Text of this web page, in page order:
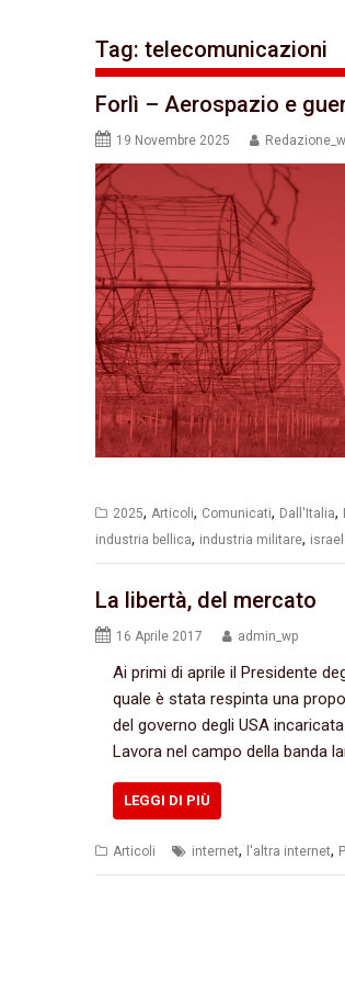
Tag: telecomunicazioni
Forlì – Aerospazio e
19 Novembre 2025
2025, Articoli, Comunicati, Dall'Italia,
industria bellica, industria militare,
La libertà,‭ ‬del mercato
16 Aprile 2017 admin_wp
Ai primi di aprile il Presidente
quale è stata respinta una
del governo degli USA
‬Lavora nel campo della banda
LEGGI DI PIÙ
Articoli internet, l'altra internet,